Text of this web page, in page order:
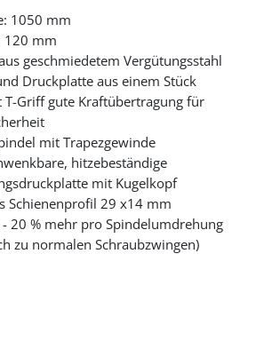
1050 mm
120 mm
geschmiedetem Vergütungsstahl
Druckplatte aus einem Stück
T-Griff gute Kraftübertragung für
mit Trapezgewinde
hitzebeständige
mit Kugelkopf
Schienenprofil 29 x14 mm
20 % mehr pro Spindelumdrehung
zu normalen Schraubzwingen)